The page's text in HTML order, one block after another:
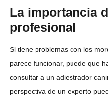
La importancia
profesional
Si tiene problemas con los
parece funcionar, puede que
consultar a un adiestrador
perspectiva de un experto